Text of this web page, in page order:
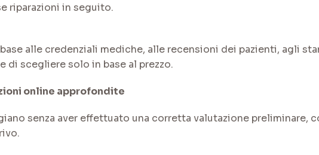
riparazioni in seguito.
alle credenziali mediche, alle recensioni dei pazienti, agli
di scegliere solo in base al prezzo.
online approfondite
senza aver effettuato una corretta valutazione preliminare,